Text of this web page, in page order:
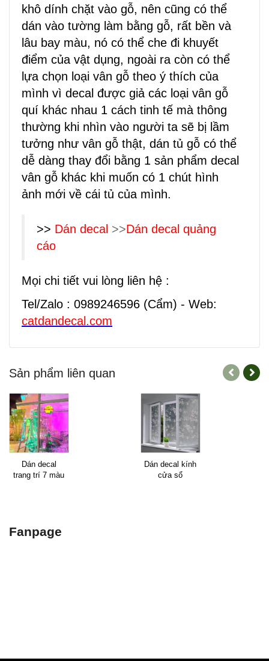
khô dính chặt vào gỗ, nên cũng có thể
dán vào tường làm bằng gỗ, rất bền và
lâu bay màu, nó có thể che đi khuyết
điểm của vật dụng, ngoài ra còn có thể
lựa chọn loại vân gỗ theo ý thích của
mình vì decal được giả các loại vân gỗ
quí khác nhau 1 cách tinh tế mà thông
thường khi nhìn vào người ta sẽ bị lầm
tưởng như vân gỗ thật, dán tủ gỗ có thể
dễ dàng thay đổi bằng 1 sản phẩm decal
vân gỗ khác khi muốn có 1 chút hình
ảnh mới về cái tủ của mình.
>> Dán decal >>Dán decal quảng
cáo
Mọi chi tiết vui lòng liên hệ :
Tel/Zalo : 0989246596 (Cẩm) - Web:
catdandecal.com
Sản phẩm liên quan
Dán decal
trang trí 7 màu
Dán decal kính
cửa sổ
Fanpage